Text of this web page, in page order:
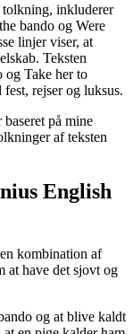
tolkning, inkluderer
bando og Were
linjer viser, at
Teksten
og Take her to
rejser og luksus.
på mine
af teksten
English
kombination af
at have det sjovt og
og at blive kaldt